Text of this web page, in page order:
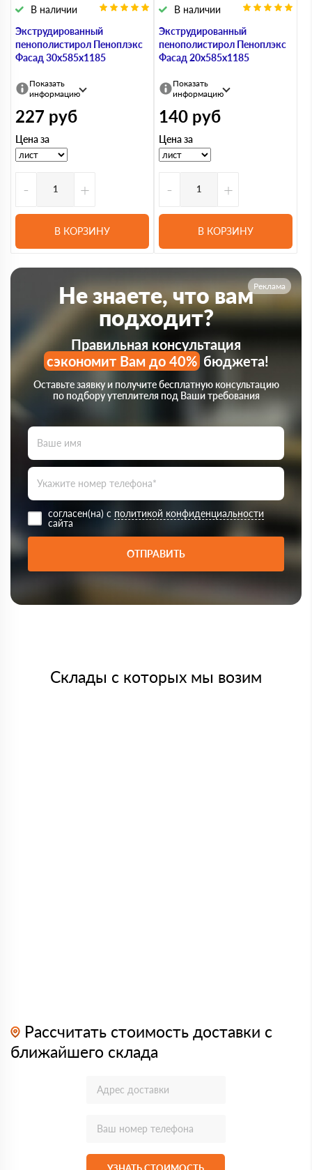
Экструдированный
пенополистирол Пеноплэкс
Фасад 30х585х1185
В наличии
Показать
информацию
227 руб
Цена за
- +
В КОРЗИНУ
Экструдированный
пенополистирол Пеноплэкс
Фасад 20х585х1185
В наличии
Показать
информацию
140 руб
Цена за
- +
В КОРЗИНУ
Реклама
Не знаете, что вам
подходит?
Правильная консультация
сэкономит Вам до 40%бюджета!
Оставьте заявку и получите бесплатную консультацию
по подбору утеплителя под Ваши требования
согласен(на) с политикой конфиденциальности
сайта
ОТПРАВИТЬ
Склады с которых мы возим
Рассчитать стоимость доставки с
ближайшего склада